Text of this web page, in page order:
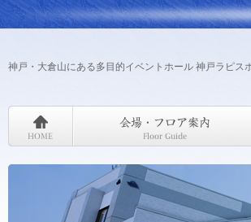
神戸・大倉山にある多目的イベントホール 神戸ラピス